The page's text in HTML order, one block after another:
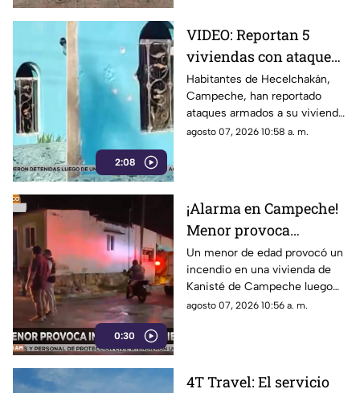
2:08
VIDEO: Reportan 5
viviendas con ataques
a disparos en
Hecelchakán en menos
de una semana
Habitantes de Hecelchakán,
Campeche, han reportado
ataques armados a su vivienda
en menos de una semana.
agosto 07, 2026 10:58 a. m.
0:30
¡Alarma en Campeche!
Menor provoca
INCENDIO en su
vivienda por jugar con
cerillos (+Video)
Un menor de edad provocó un
incendio en una vivienda de
Kanisté de Campeche luego
de que jugara con unos
agosto 07, 2026 10:56 a. m.
4T Travel: El servicio